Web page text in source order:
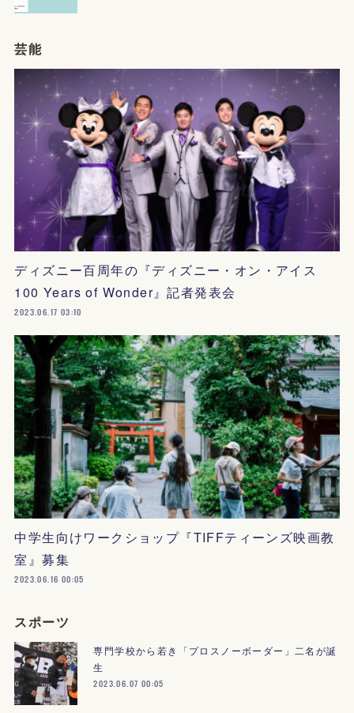
芸能
ディズニー百周年の『ディズニー・オン・アイス
100 Years of Wonder』記者発表会
2023.06.17 03:10
中学生向けワークショップ『TIFFティーンズ映画教
室』募集
2023.06.16 00:05
スポーツ
専門学校から若き「プロスノーボーダー」二名が誕
生
2023.06.07 00:05